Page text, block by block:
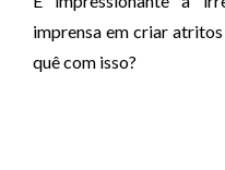
imprensa em criar atritos
quê com isso?